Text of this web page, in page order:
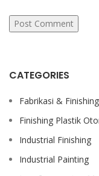
CATEGORIES
Fabrikasi & Finishing
Finishing Plastik
Industrial Finishing
Industrial Painting